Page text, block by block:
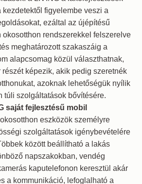
kezdetektől figyelembe veszi a
ezáltal az újépítésű
okosotthon rendszerekkel felszerelve
meghatározott szakaszáig a
alapcsomag közül választhatnak,
képezik, akik pedig szeretnék
azoknak lehetőségük nyílik
túli szolgáltatások bővítésére.
saját fejlesztésű mobil
eszközök személyre
szolgáltatások igénybevételére
között beállítható a lakás
napszakokban, vendég
kaputelefonon keresztül akár
a kommunikáció, lefoglalható a